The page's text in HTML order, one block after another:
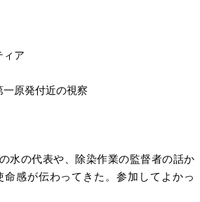
ィア
原発付近の視察
水の代表や、除染作業の監督者の話か
命感が伝わってきた。参加してよかっ